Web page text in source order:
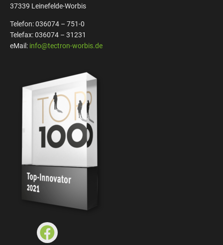
37339 Leinefelde-Worbis
Telefon: 036074 – 751-0
Telefax: 036074 – 31231
eMail: info@tectron-worbis.de